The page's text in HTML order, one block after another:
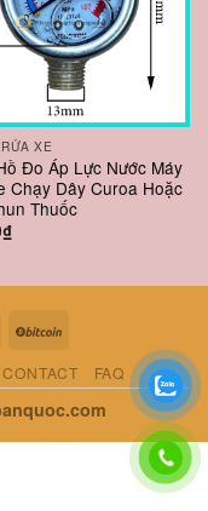
XE
Đo Áp Lực Nước Máy
Chạy Dây Curoa Hoặc
Thuốc
₫
CONTACT FAQ